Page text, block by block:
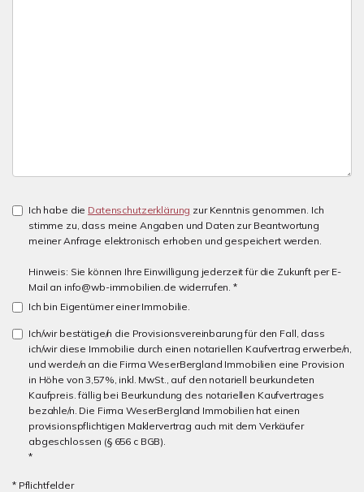
Ich habe die Datenschutzerklärung zur Kenntnis genommen. Ich
stimme zu, dass meine Angaben und Daten zur Beantwortung
meiner Anfrage elektronisch erhoben und gespeichert werden.
Hinweis: Sie können Ihre Einwilligung jederzeit für die Zukunft per E-
Mail an info@wb-immobilien.de widerrufen. *
Ich bin Eigentümer einer Immobilie.
Ich/wir bestätige/n die Provisionsvereinbarung für den Fall, dass
ich/wir diese Immobilie durch einen notariellen Kaufvertrag erwerbe/n,
und werde/n an die Firma WeserBergland Immobilien eine Provision
in Höhe von 3,57%, inkl. MwSt., auf den notariell beurkundeten
Kaufpreis. fällig bei Beurkundung des notariellen Kaufvertrages
bezahle/n. Die Firma WeserBergland Immobilien hat einen
provisionspflichtigen Maklervertrag auch mit dem Verkäufer
abgeschlossen (§ 656 c BGB).
*
* Pflichtfelder